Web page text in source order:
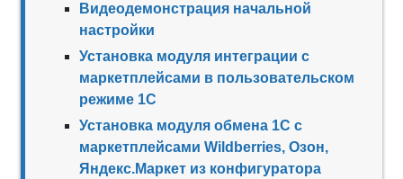
Видеодемонстрация начальной
настройки
Установка модуля интеграции с
маркетплейсами в пользовательском
режиме 1С
Установка модуля обмена 1С с
маркетплейсами Wildberries, Озон,
Яндекс.Маркет из конфигуратора